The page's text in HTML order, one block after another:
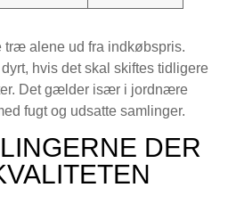
alene ud fra indkøbspris.
hvis det skal skiftes tidligere
Det gælder især i jordnære
fugt og udsatte samlinger.
DER